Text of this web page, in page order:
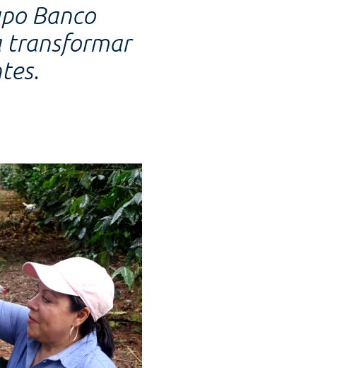
Banco
transformar